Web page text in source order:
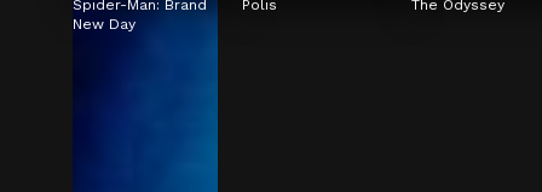
Spider-Man: Brand
New Day
Polis The Odyssey